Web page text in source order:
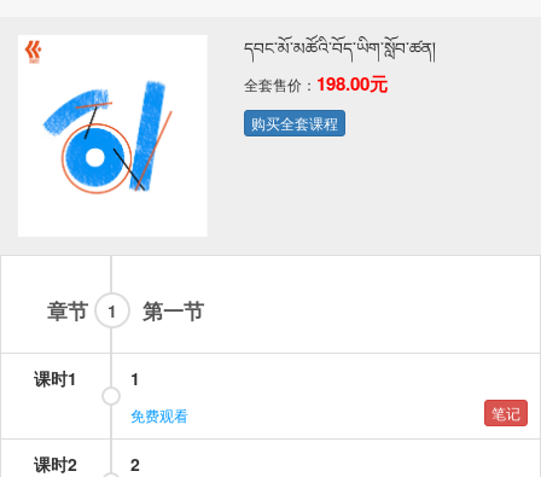
དབང་མོ་མཚོའི་བོད་ཡིག་སློབ་ཚན།
全套售价： 198.00元
购买全套课程
章节 第一节
1
课时1 1
免费观看 笔记
课时2 2